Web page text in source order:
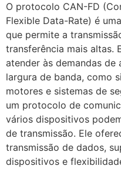
O protocolo CAN-FD
Flexible Data-Rate) é
que permite a
transferência mais altas.
atender às demandas
largura de banda, como
motores e sistemas de
um protocolo de
vários dispositivos
de transmissão. Ele
transmissão de dados,
dispositivos e